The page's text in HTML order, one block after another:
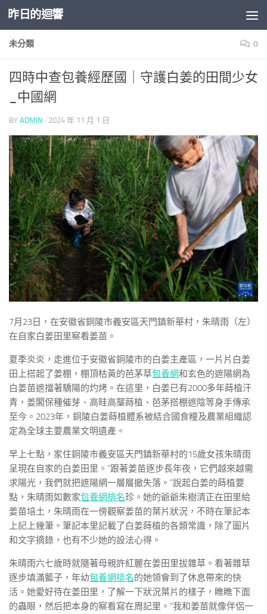
Skip to content
昨日的迴響
未分類 0
四時中查包養經歷國｜守護白姜的田間少女
_中國網
BY ADMIN · 2024 年 11 月 1 日
7月23日，在安徽省銅陵市義安區天門鎮新華村，朱晴雨（左）
在自家白姜田里察看姜苗。
夏季炎炎，走進位于安徽省銅陵市的白姜主產區，一片片白姜
田上搭起了姜棚，棚頂枯黃的芭茅草包養網和玄色的遮陽網為
白姜苗遮擋著驕陽的灼烤。在這里，白姜已有2000多年蒔植汗
青，姜閣保種催芽、高畦高壟蒔植、芭茅搭棚遮陰等身手傳承
至今。2023年，銅陵白姜蒔植體系被結合國食糧及農業組織認
定為全球主要農業文明遺產。
早上七點，家住銅陵市義安區天門鎮新華村的15歲女孩朱晴雨
呈現在自家的白姜田里。“跟著姜苗逐步長年夜，它們越來越需
求陽光，我們就把遮陽網一層層撤失落。”說起白姜的蒔植要
點，朱晴雨如數家包養網排名珍。她的爺爺朱樹清正在田里給
姜苗培土，朱晴雨在一傍觀察姜苗的葉片狀況，不時在筆記本
上記上幾筆。筆記本里記載了白姜蒔植的各類常識，除了圖片
和文字摘錄，也有不少她的設法心得。
朱晴雨六七歲時就隨著母親許紅麗在姜田里拔雜草。看著雜草
逐步填滿籃子，年幼包養網排名的她領會到了休息帶來的快
活。她愛好待在姜田里，了解一下狀況葉片的樣子，瞧瞧下面
的蟲眼，然后把本身的察看寫在周記里。“我和姜苗就像伴侶一